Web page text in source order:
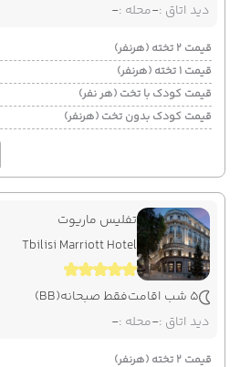
دید اتاق :-محله :-
قیمت 2 تخته (هرنفر)
قیمت 1 تخته (هرنفر)
قیمت کودک با تخت (هر نفر)
قیمت کودک بدون تخت (هرنفر)
تفلیس ماریوت
Tbilisi Marriott Hotel
5 شب اقامت فقط صبحانه(BB)
دید اتاق :-محله :-
قیمت 2 تخته (هرنفر)